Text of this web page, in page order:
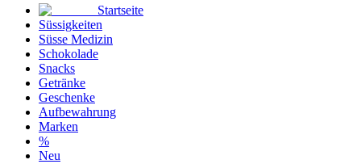
Startseite
Süssigkeiten
Süsse Medizin
Schokolade
Snacks
Getränke
Geschenke
Aufbewahrung
Marken
%
Neu